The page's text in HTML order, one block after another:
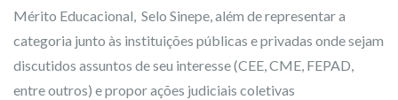
Mérito Educacional, Selo Sinepe, além de representar a
categoria junto às instituições públicas e privadas onde sejam
discutidos assuntos de seu interesse (CEE, CME, FEPAD,
entre outros) e propor ações judiciais coletivas